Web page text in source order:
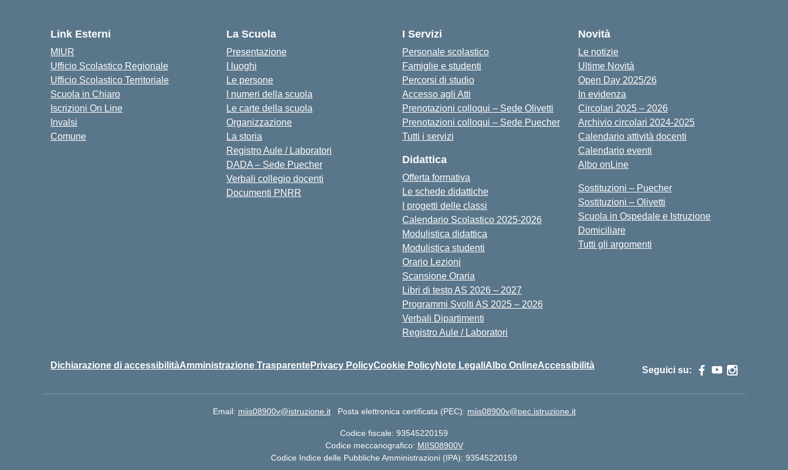
Link Esterni
MIUR
Ufficio Scolastico Regionale
Ufficio Scolastico Territoriale
Scuola in Chiaro
Iscrizioni On Line
Invalsi
Comune
La Scuola
Presentazione
I luoghi
Le persone
I numeri della scuola
Le carte della scuola
Organizzazione
La storia
Registro Aule / Laboratori
DADA – Sede Puecher
Verbali collegio docenti
Documenti PNRR
I Servizi
Personale scolastico
Famiglie e studenti
Percorsi di studio
Accesso agli Atti
Prenotazioni colloqui – Sede Olivetti
Prenotazioni colloqui – Sede Puecher
Tutti i servizi
Didattica
Offerta formativa
Le schede didattiche
I progetti delle classi
Calendario Scolastico 2025-2026
Modulistica didattica
Modulistica studenti
Orario Lezioni
Scansione Oraria
Libri di testo AS 2026 – 2027
Programmi Svolti AS 2025 – 2026
Verbali Dipartimenti
Registro Aule / Laboratori
Novità
Le notizie
Ultime Novità
Open Day 2025/26
In evidenza
Circolari 2025 – 2026
Archivio circolari 2024-2025
Calendario attività docenti
Calendario eventi
Albo onLine
Sostituzioni – Puecher
Sostituzioni – Olivetti
Scuola in Ospedale e Istruzione
Domiciliare
Tutti gli argomenti
Dichiarazione di accessibilitàAmministrazione TrasparentePrivacy PolicyCookie PolicyNote LegaliAlbo OnlineAccessibilità Seguici su:
Email: miis08900v@istruzione.it Posta elettronica certificata (PEC): miis08900v@pec.istruzione.it
Codice fiscale: 93545220159
Codice meccanografico: MIIS08900V
Codice Indice delle Pubbliche Amministrazioni (IPA): 93545220159